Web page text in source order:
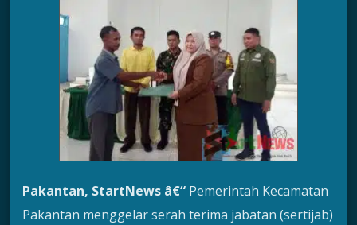
Pakantan, StartNews â€“ Pemerintah Kecamatan
Pakantan menggelar serah terima jabatan (sertijab)